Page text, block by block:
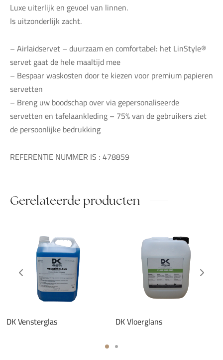
Luxe uiterlijk en gevoel van linnen.
Is uitzonderlijk zacht.
– Airlaidservet – duurzaam en comfortabel: het LinStyle®
servet gaat de hele maaltijd mee
– Bespaar waskosten door te kiezen voor premium papieren
servetten
– Breng uw boodschap over via gepersonaliseerde
servetten en tafelaankleding – 75% van de gebruikers ziet
de persoonlijke bedrukking
REFERENTIE NUMMER IS : 478859
Gerelateerde producten
DK Vensterglas DK Vloerglans